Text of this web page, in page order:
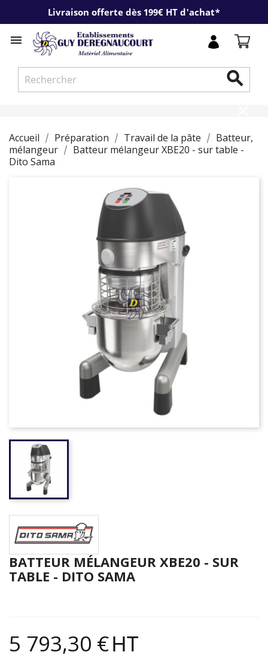
Livraison offerte dès 199€ HT d'achat*


Accueil Préparation Travail de la pâte
Batteur,
mélangeur
Batteur mélangeur XBE20 - sur table -
Dito Sama
BATTEUR MÉLANGEUR XBE20 - SUR
TABLE - DITO SAMA
5 793,30 €HT